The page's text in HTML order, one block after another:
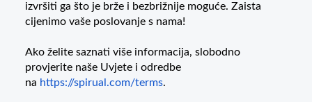
izvršiti ga što je brže i bezbrižnije moguće. Zaista
cijenimo vaše poslovanje s nama!
Ako želite saznati više informacija, slobodno
provjerite naše Uvjete i odredbe
na https://spirual.com/terms.